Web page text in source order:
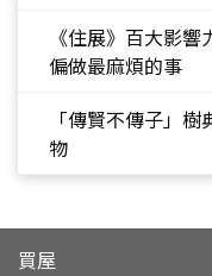
《住展》百大影
偏做最麻煩的事
「傳賢不傳子」
物
買屋